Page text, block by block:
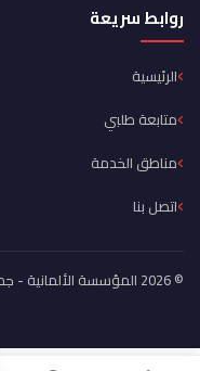
روابط سريعة
الرئيسية
متابعة طلبي
مناطق الخدمة
اتصل بنا
© 2026 المؤسسة